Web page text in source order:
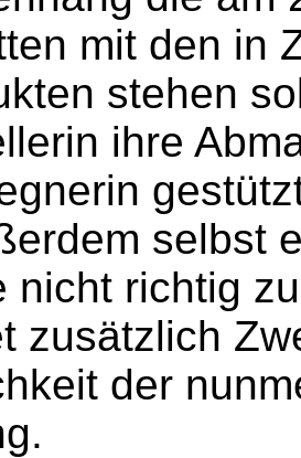
mit den in
stehen
ihre
selbst
nicht richtig
zusätzlich
der